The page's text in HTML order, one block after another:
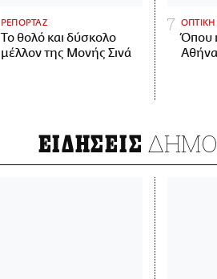
ΡΕΠΟΡΤΑΖ
Το θολό και δύσκολο
μέλλον της Μονής Σινά
ΟΠΤΙΚΗ
Όπου
ΕΙΔΗΣΕΙΣ